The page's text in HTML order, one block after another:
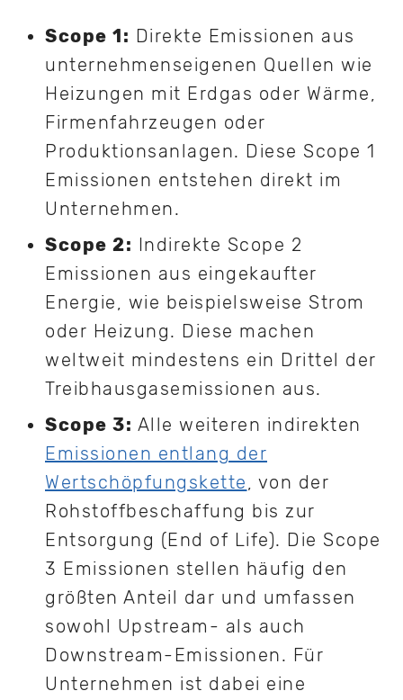
Scope 1: Direkte Emissionen aus
unternehmenseigenen Quellen wie
Heizungen mit Erdgas oder Wärme,
Firmenfahrzeugen oder
Produktionsanlagen. Diese Scope 1
Emissionen entstehen direkt im
Unternehmen.
Scope 2: Indirekte Scope 2
Emissionen aus eingekaufter
Energie, wie beispielsweise Strom
oder Heizung. Diese machen
weltweit mindestens ein Drittel der
Treibhausgasemissionen aus.
Scope 3: Alle weiteren indirekten
Emissionen entlang der
Wertschöpfungskette
, von der
Rohstoffbeschaffung bis zur
Entsorgung (End of Life). Die Scope
3 Emissionen stellen häufig den
größten Anteil dar und umfassen
sowohl Upstream- als auch
Downstream-Emissionen. Für
Unternehmen ist dabei eine